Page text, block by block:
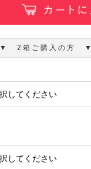
▼ 2箱ご購入の方 ▼